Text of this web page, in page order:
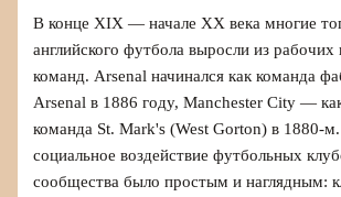
В конце XIX — начале XX века многие
английского футбола выросли из рабочих
команд. Arsenal начинался как команда
Arsenal в 1886 году, Manchester City —
команда St. Mark's (West Gorton) в 1880-м.
социальное воздействие футбольных
сообщества было простым и наглядным: